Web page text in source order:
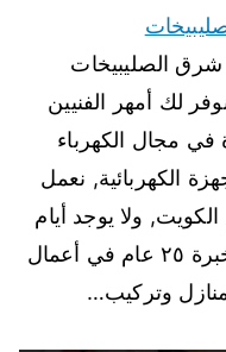
الصليبيخات
لك أمهر الفنيين
في مجال الكهرباء
الكهربائية, نعمل
ولا يوجد أيام
عطل وإجازات, اتصل بأي وقت خبرة ٢٥ عام في أعمال
وتركيب…